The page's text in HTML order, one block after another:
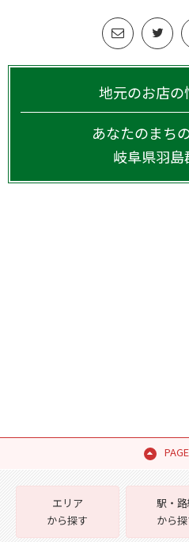
地元のお店の
あなたのまち
岐阜県羽島
エリア
から探す
駅・
から